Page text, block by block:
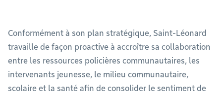
Conformément à son plan stratégique, Saint-Léonard
travaille de façon proactive à accroître sa collaboration
entre les ressources policières communautaires, les
intervenants jeunesse, le milieu communautaire,
scolaire et la santé afin de consolider le sentiment de